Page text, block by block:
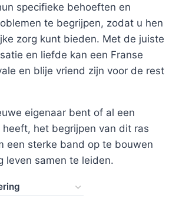
specifieke behoeften en
te begrijpen, zodat u hen
zorg kunt bieden. Met de juiste
en liefde kan een Franse
en blije vriend zijn voor de rest
eigenaar bent of al een
heeft, het begrijpen van dit ras
een sterke band op te bouwen
leven samen te leiden.